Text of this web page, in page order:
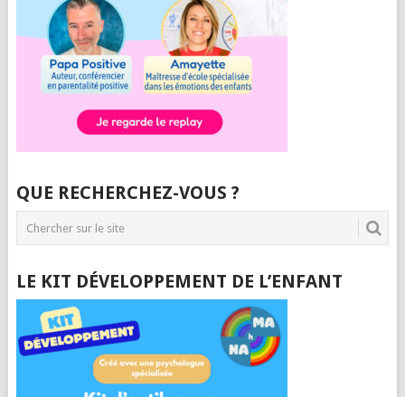
QUE RECHERCHEZ-VOUS ?
LE KIT DÉVELOPPEMENT DE L’ENFANT